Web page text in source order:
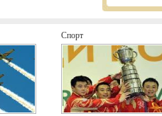
Спорт